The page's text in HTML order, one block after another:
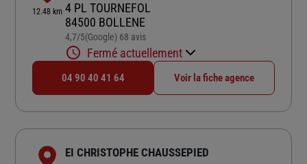
12.48 km 4 PL TOURNEFOL
84500 BOLLENE
4,7/5Note de 4.7 sur 5
(Google) 68 avis
Fermé actuellement
04 90 40 41 64 Voir la fiche agence
EI CHRISTOPHE CHAUSSEPIED